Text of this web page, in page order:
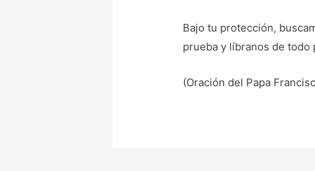
Bajo tu protección,
prueba y líbranos de todo
(Oración del Papa